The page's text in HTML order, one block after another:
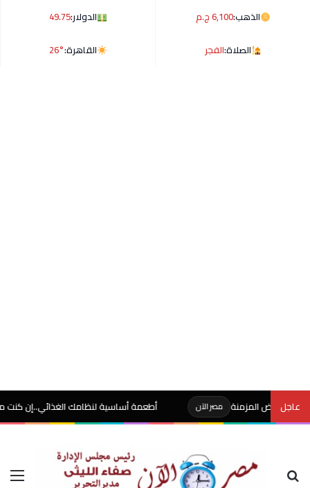
الذهب:6,100 ج.م الدولار:49.75
الصلاة:الفجر القاهرة:26°
عاجلالمزمنة مصر الآن أطعمة أساسية لنظامك الغذائي..إن كنت مصابًا
بحث عن